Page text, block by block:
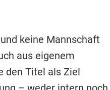
keine Mannschaft
aus eigenem
den Titel als Ziel